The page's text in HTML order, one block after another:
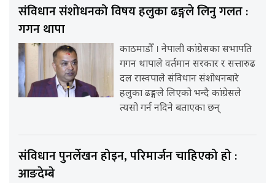
संविधान संशोधनको विषय हलुका ढङ्गले लिनु गलत :
गगन थापा
काठमाडौँ । नेपाली कांग्रेसका सभापति
गगन थापाले वर्तमान सरकार र सत्तारुढ
दल रास्वपाले संविधान संशोधनबारे
हलुका ढङ्गले लिएको भन्दै कांग्रेसले
त्यसो गर्न नदिने बताएका छन्
संविधान पुनर्लेखन होइन, परिमार्जन चाहिएको हो :
आङदेम्बे